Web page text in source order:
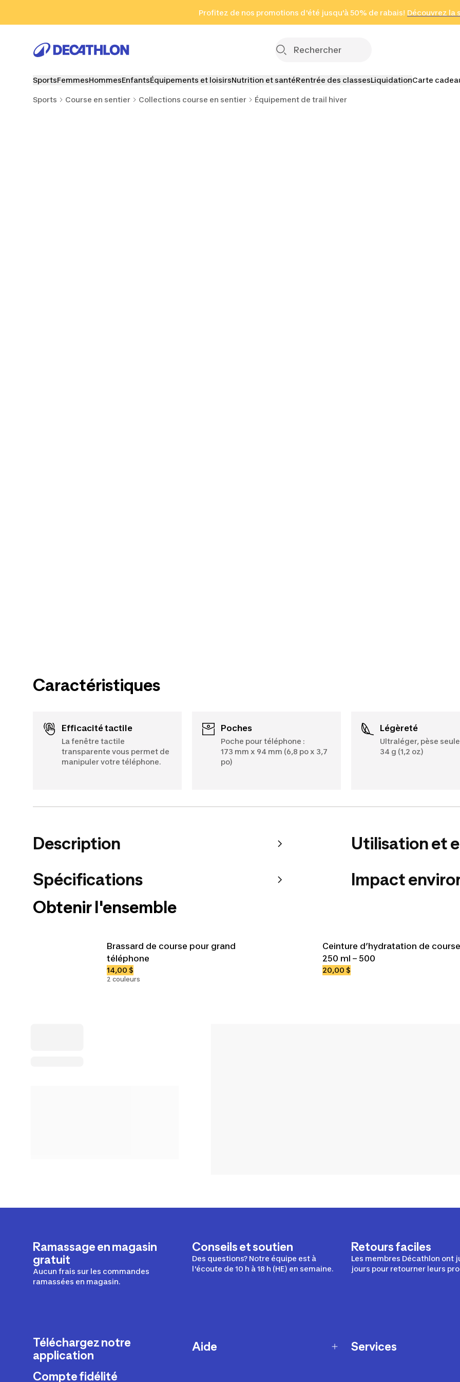
Aller au pied de page
Profitez de nos promotions d'été jusqu'à 50% de rabais! Découvrez la
Cliquez ici
en seulement 2
(Zones sélectionnées)
SportsFemmesHommesEnfantsÉquipements et loisirsNutrition et santéRentrée des classesLiquidationCarte
Sports Course en sentier Collections course en sentier Équipement de trail hiver
Caractéristiques
Efficacité tactile
La fenêtre tactile
transparente vous permet de
manipuler votre téléphone.
Poches
Poche pour téléphone :
173 mm x 94 mm (6,8 po x 3,7
po)
Légèreté
Ultraléger, pèse
34 g (1,2 oz)
Description
Spécifications
Utilisation et
Impact
Obtenir l'ensemble
Brassard de course pour grand
téléphone
14,00 $
2 couleurs
Ceinture d’hydratation de
250 ml – 500
20,00 $
Ramassage en magasin
gratuit
Aucun frais sur les commandes
ramassées en magasin.
Conseils et soutien
Des questions? Notre équipe est à
l'écoute de 10 h à 18 h (HE) en semaine.
Retours faciles
Les membres Décathlon ont
jours pour retourner leurs
Téléchargez notre
application
Compte fidélité
Aide Services